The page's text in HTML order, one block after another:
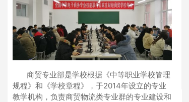
商贸专业部是学校根据《中等职业学校管理
规程》和《学校章程》，于2014年设立的专业
教学机构，负责商贸物流类专业群的专业建设和